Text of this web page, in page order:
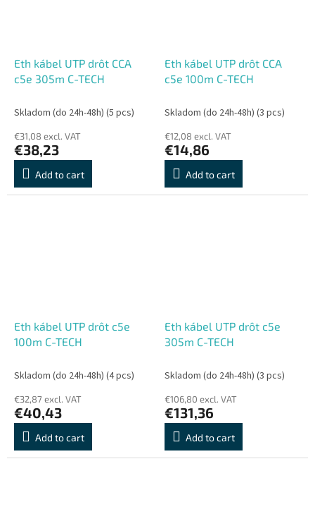
Eth kábel UTP drôt CCA
c5e 305m C-TECH
Skladom (do 24h-48h) (5 pcs)
€31,08 excl. VAT
€38,23
Add to cart
Eth kábel UTP drôt CCA
c5e 100m C-TECH
Skladom (do 24h-48h) (3 pcs)
€12,08 excl. VAT
€14,86
Add to cart
Eth kábel UTP drôt c5e
100m C-TECH
Skladom (do 24h-48h) (4 pcs)
€32,87 excl. VAT
€40,43
Add to cart
Eth kábel UTP drôt c5e
305m C-TECH
Skladom (do 24h-48h) (3 pcs)
€106,80 excl. VAT
€131,36
Add to cart